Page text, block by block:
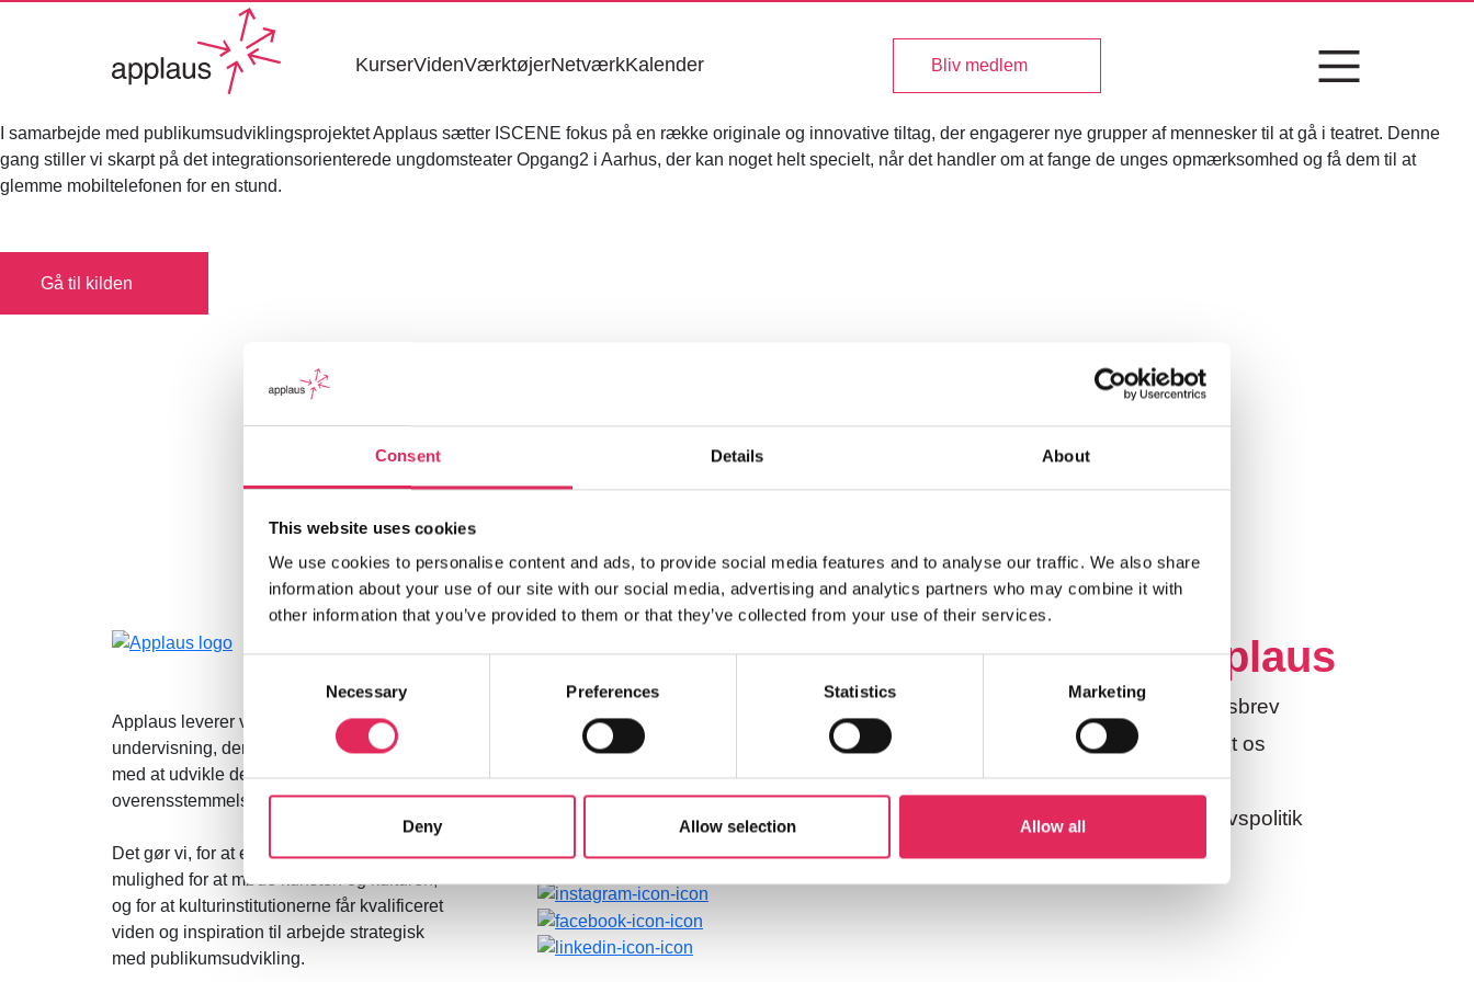
Consent Details About
This website uses cookies
We use cookies to personalise content and ads, to provide social media features and to analyse our traffic. We also share
information about your use of our site with our social media, advertising and analytics partners who may combine it with
other information that you’ve provided to them or that they’ve collected from your use of their services.
Necessary Preferences Statistics Marketing
Deny Allow selection Allow all
KurserVidenVærktøjerNetværkKalender Bliv medlem
I samarbejde med publikumsudviklingsprojektet Applaus sætter ISCENE fokus på en række originale og innovative tiltag, der engagerer nye grupper af mennesker til at gå i teatret. Denne
gang stiller vi skarpt på det integrationsorienterede ungdomsteater Opgang2 i Aarhus, der kan noget helt specielt, når det handler om at fange de unges opmærksomhed og få dem til at
glemme mobiltelefonen for en stund.
Gå til kilden
Applaus leverer viden, værktøjer og
undervisning, der hjælper kulturinstitutioner
med at udvikle deres publikumsstrategi i
overensstemmelse med deres mission.
Det gør vi, for at endnu flere borgere får
mulighed for at møde kunsten og kulturen,
og for at kulturinstitutionerne får kvalificeret
viden og inspiration til arbejde strategisk
med publikumsudvikling.
Find os
Farvergade 27, opgang
København
Aktiviteter
Kurser
Værktøjer
Bliv medlem af applaus
Applaus
Nyhedsbrev
Kontakt os
Om os
Privatlivspolitik